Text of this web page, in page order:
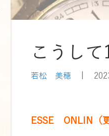
こうし
若松 美穂
ESSE ONLIN（